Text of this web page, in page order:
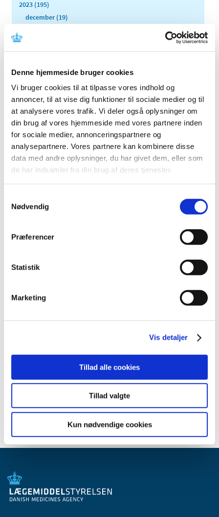
Denne hjemmeside bruger cookies
Vi bruger cookies til at tilpasse vores indhold og
annoncer, til at vise dig funktioner til sociale medier og til
at analysere vores trafik. Vi deler også oplysninger om
din brug af vores hjemmeside med vores partnere inden
for sociale medier, annonceringspartnere og
analysepartnere. Vores partnere kan kombinere disse
data med andre oplysninger, du har givet dem, eller som
de har indsamlet fra din brug af deres tjenester.
Nødvendig
Præferencer
Statistik
Marketing
Vis detaljer
Tillad alle cookies
Tillad valgte
Kun nødvendige cookies
2023 (195)
december (19)
august (11)
juni (13)
maj (18)
april (13)
marts (21)
februar (17)
januar (19)
2022 (197)
2021 (516)
2019 (159)
2017 (167)
2015 (33)
2013 (49)
2011 (13)